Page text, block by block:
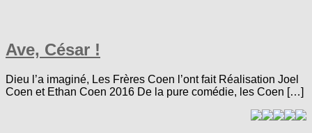
Ave, César !
Dieu l’a imaginé, Les Frères Coen l’ont fait Réalisation Joel
Coen et Ethan Coen 2016 De la pure comédie, les Coen […]